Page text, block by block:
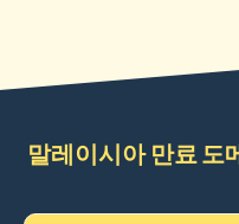
말레이시아 만료 도